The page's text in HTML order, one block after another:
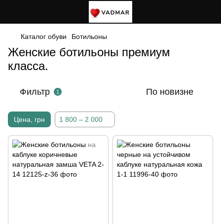
Каталог обуви Ботильоны
Женские ботильоны премиум
класса.
Фильтр 1 По новизне
Цена, грн 1 800 – 2 000